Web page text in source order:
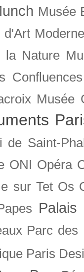
Musée
d'Art
la Nature
Confluences
Musée
de Saint-
ONI Opéra
sur Tet Os
Palais
Parc des
Paris